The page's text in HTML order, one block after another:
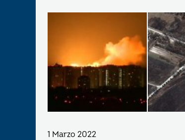
1 Marzo 2022